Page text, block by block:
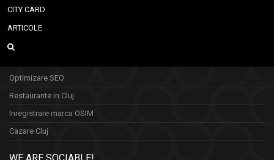
CITY CARD
ARTICOLE
Optimizare SEO
Restaurante in Cluj
Inregistrare marca OSIM
Cazare Cluj